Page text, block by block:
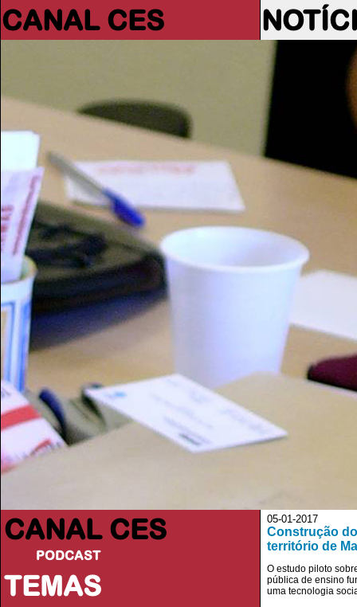
CANAL CES
CANAL CES
PODCAST
TEMAS
05-01-2017
Construção
território de
O estudo piloto
pública de ensino
uma tecnologia